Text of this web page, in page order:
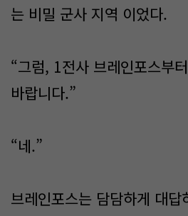
는 비밀 군사 지역 이었다.
“그럼, 1전사 브레인포스부
바랍니다.”
“네.”
브레인포스는 담담하게 대